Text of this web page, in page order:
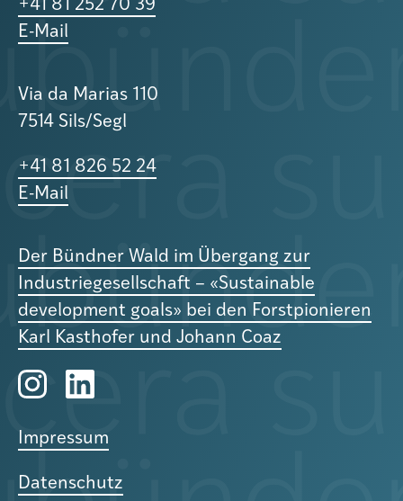
+41 81 252 70 39
E-Mail
Via da Marias 110
7514 Sils/Segl
+41 81 826 52 24
E-Mail
Der Bündner Wald im Übergang zur
Industriegesellschaft – «Sustainable
development goals» bei den Forstpionieren
Karl Kasthofer und Johann Coaz
Impressum
Datenschutz